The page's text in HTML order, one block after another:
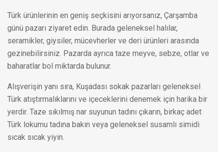
Türk ürünlerinin en geniş seçkisini arıyorsanız, Çarşamba
günü pazarı ziyaret edin. Burada geleneksel halılar,
seramikler, giysiler, mücevherler ve deri ürünleri arasında
gezinebilirsiniz. Pazarda ayrıca taze meyve, sebze, otlar ve
baharatlar bol miktarda bulunur.
Alışverişin yanı sıra, Kuşadası sokak pazarları geleneksel
Türk atıştırmalıklarını ve içeceklerini denemek için harika bir
yerdir. Taze sıkılmış nar suyunun tadını çıkarın, birkaç adet
Türk lokumu tadına bakın veya geleneksel susamlı simidi
sıcak sıcak yiyin.